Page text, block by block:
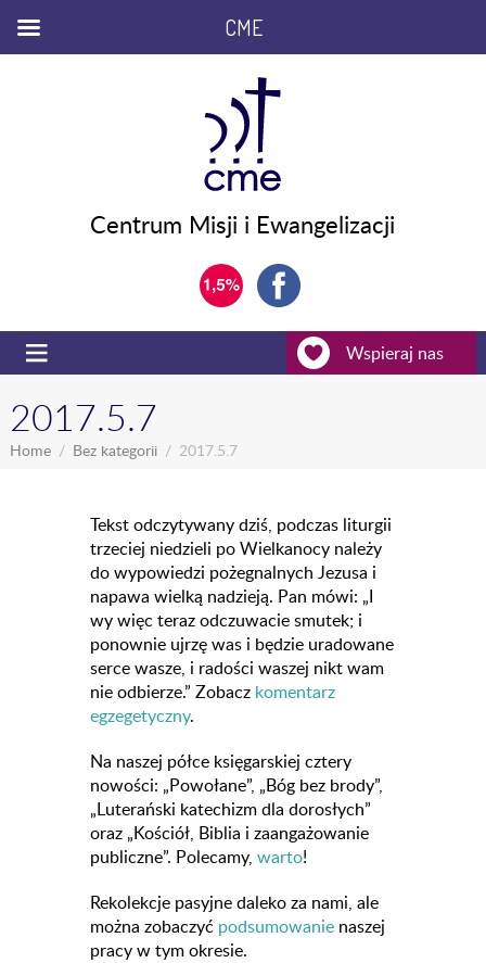
Centrum Misji i Ewangelizacji
Wspieraj nas
2017.5.7
Home Bez kategorii 2017.5.7
Tekst odczytywany dziś, podczas liturgii
trzeciej niedzieli po Wielkanocy należy
do wypowiedzi pożegnalnych Jezusa i
napawa wielką nadzieją. Pan mówi: „I
wy więc teraz odczuwacie smutek; i
ponownie ujrzę was i będzie uradowane
serce wasze, i radości waszej nikt wam
nie odbierze.” Zobacz komentarz
egzegetyczny.
Na naszej półce księgarskiej cztery
nowości: „Powołane”, „Bóg bez brody”,
„Luterański katechizm dla dorosłych”
oraz „Kościół, Biblia i zaangażowanie
publiczne”. Polecamy,warto!
Rekolekcje pasyjne daleko za nami, ale
można zobaczyć podsumowanie naszej
pracy w tym okresie.
CME